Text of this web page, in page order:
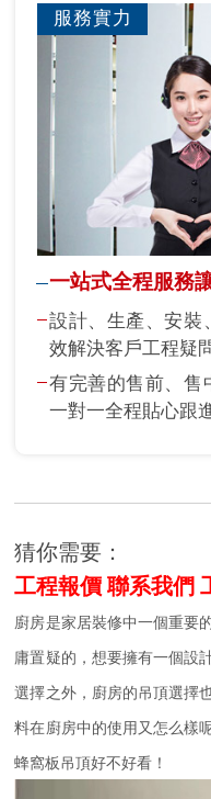
服務實力
一站式全程服務
設計、生產、安裝
效解決客戶工程疑
有完善的售前、售
一對一全程貼心跟
猜你需要：
工程報價 聯系我們
廚房是家居裝修中一個重要
庸置疑的， 想要擁有一個設
選擇之外，廚房的吊頂選擇
料在廚房中的使用又怎么樣
蜂窩板吊頂好不好看！